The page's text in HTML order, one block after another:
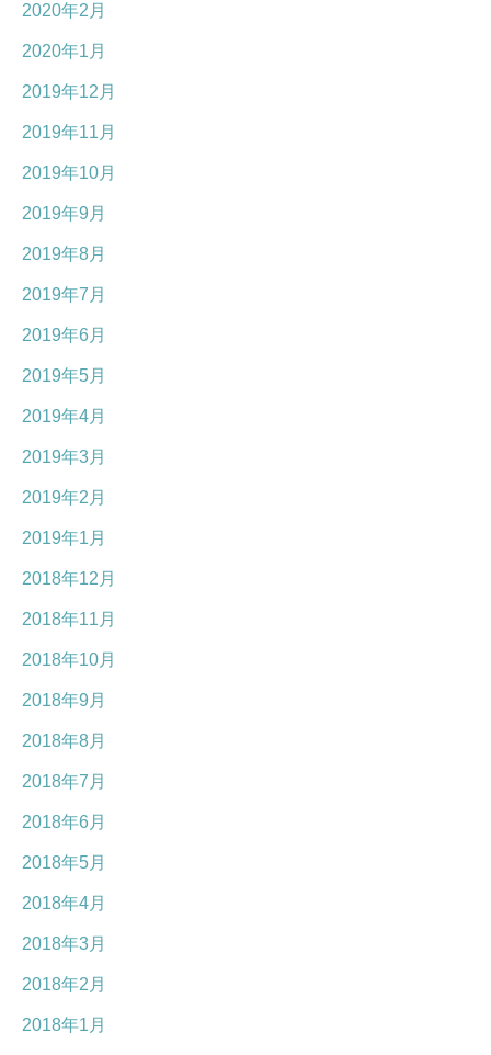
2020年2月
2020年1月
2019年12月
2019年11月
2019年10月
2019年9月
2019年8月
2019年7月
2019年6月
2019年5月
2019年4月
2019年3月
2019年2月
2019年1月
2018年12月
2018年11月
2018年10月
2018年9月
2018年8月
2018年7月
2018年6月
2018年5月
2018年4月
2018年3月
2018年2月
2018年1月